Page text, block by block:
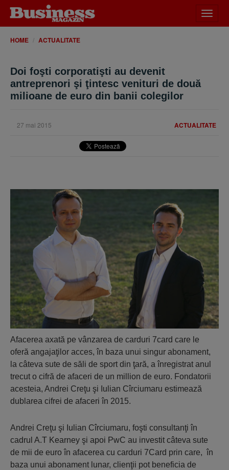
meniu
HOME ACTUALITATE
Doi foşti corporatişti au devenit
antreprenori şi ţintesc venituri de două
milioane de euro din banii colegilor
ACTUALITATE
27 mai 2015
Afacerea axată pe vânzarea de carduri 7card care le
oferă angajaţilor acces, în baza unui singur abonament,
la câteva sute de săli de sport din ţară, a înregistrat anul
trecut o cifră de afaceri de un million de euro. Fondatorii
acesteia, Andrei Creţu şi Iulian Cîrciumaru estimează
dublarea cifrei de afaceri în 2015.
Andrei Creţu şi Iulian Cîrciumaru, foşti consultanţi în
cadrul A.T Kearney şi apoi PwC au investit câteva sute
de mii de euro în afacerea cu carduri 7Card prin care, în
baza unui abonament lunar, clienţii pot beneficia de